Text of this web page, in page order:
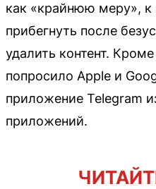
как «крайнюю меру»,
прибегнуть после
удалить контент.
попросило Apple и
приложение Telegram
приложений.